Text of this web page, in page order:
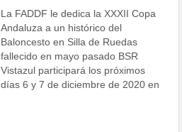
La FADDF le dedica la XXXII Copa
Andaluza a un histórico del
Baloncesto en Silla de Ruedas
fallecido en mayo pasado BSR
Vistazul participará los próximos
días 6 y 7 de diciembre de 2020 en